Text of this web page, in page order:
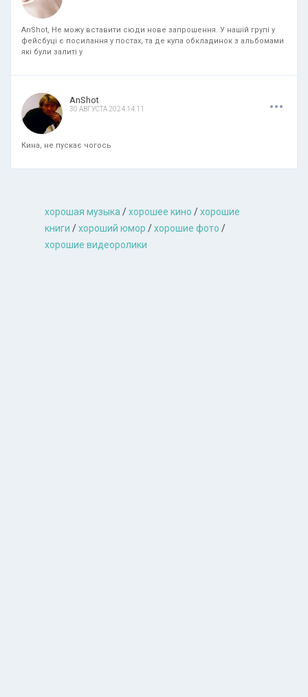
AnShot, Не можу вставити сюди нове запрошення. У нашій групі у
фейсбуці є посилання у постах, та де купа обкладинок з альбомами
які були залиті у
AnShot
30 АВГУСТА 2024 14:11 ...
Кина, не пускає чогось
хорошая музыкa /хорошее кино /хорошие
книги /хороший юмор /хорошие фото /
хорошие видеоролики